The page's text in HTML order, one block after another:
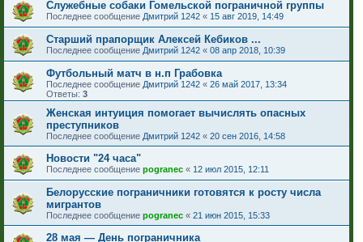
Служебные собаки Гомельской пограничной группы
Последнее сообщение Дмитрий 1242 « 15 авг 2019, 14:49
Старший прапорщик Алексей Кебиков ...
Последнее сообщение Дмитрий 1242 « 08 апр 2018, 10:39
Футбольный матч в н.п Грабовка
Последнее сообщение Дмитрий 1242 « 26 май 2017, 13:34
Ответы: 3
Женская интуиция помогает вычислять опасных
преступников
Последнее сообщение Дмитрий 1242 « 20 сен 2016, 14:58
Новости "24 часа"
Последнее сообщение pogranec « 12 июл 2015, 12:11
Белорусские пограничники готовятся к росту числа
мигрантов
Последнее сообщение pogranec « 21 июн 2015, 15:33
28 мая — День пограничника